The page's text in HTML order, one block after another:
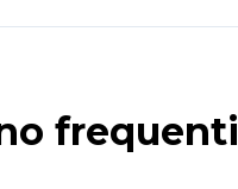
frequenti